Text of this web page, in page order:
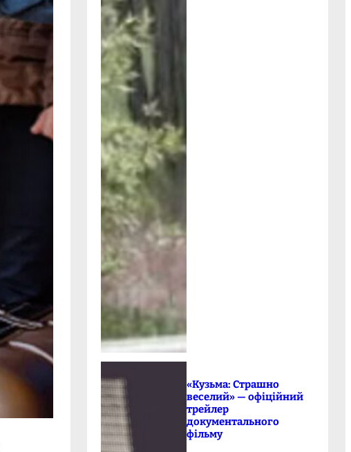
«Кузьма: Страшно
веселий» — офіційний
трейлер
документального
фільму